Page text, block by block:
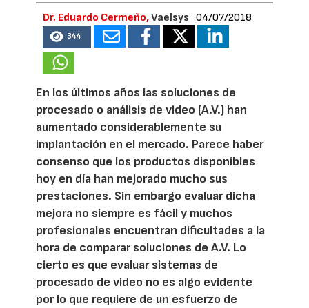
Dr. Eduardo Cermeño,Vaelsys 04/07/2018
344
En los últimos años las soluciones de
procesado o análisis de video (A.V.) han
aumentado considerablemente su
implantación en el mercado. Parece haber
consenso que los productos disponibles
hoy en día han mejorado mucho sus
prestaciones. Sin embargo evaluar dicha
mejora no siempre es fácil y muchos
profesionales encuentran dificultades a la
hora de comparar soluciones de A.V. Lo
cierto es que evaluar sistemas de
procesado de video no es algo evidente
por lo que requiere de un esfuerzo de